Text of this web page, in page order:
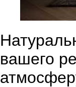
вашего